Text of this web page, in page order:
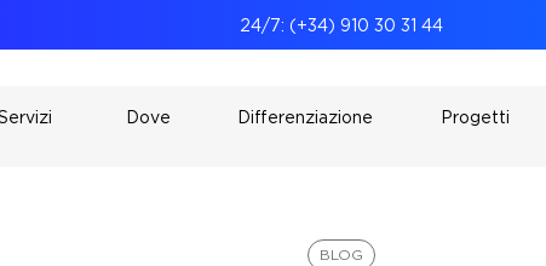
24/7: (+34) 910 30 31 44
Dove Differenziazione Progetti
BLOG